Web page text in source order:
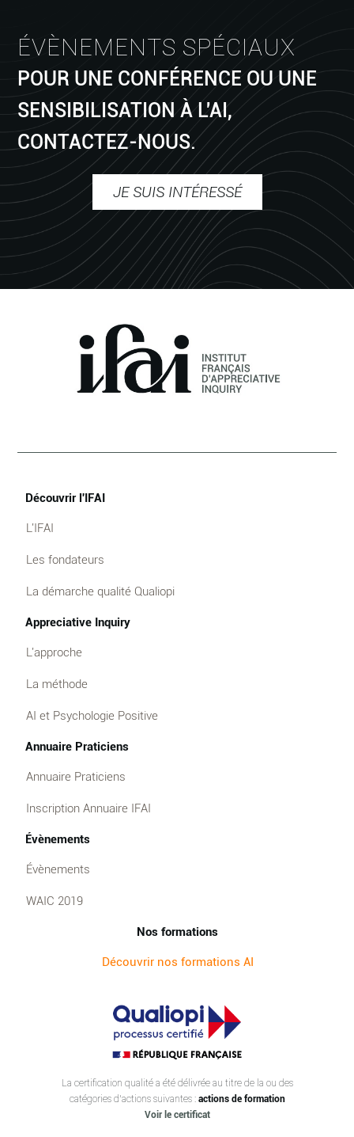
ÉVÈNEMENTS SPÉCIAUX
POUR UNE CONFÉRENCE OU UNE
SENSIBILISATION À L'AI,
CONTACTEZ-NOUS.
JE SUIS INTÉRESSÉ
Découvrir l'IFAI
L'IFAI
Les fondateurs
La démarche qualité Qualiopi
Appreciative Inquiry
L'approche
La méthode
AI et Psychologie Positive
Annuaire Praticiens
Annuaire Praticiens
Inscription Annuaire IFAI
Évènements
Évènements
WAIC 2019
Nos formations
Découvrir nos formations AI
La certification qualité a été délivrée au titre de la ou des
catégories d’actions suivantes :actions de formation
Voir le certificat